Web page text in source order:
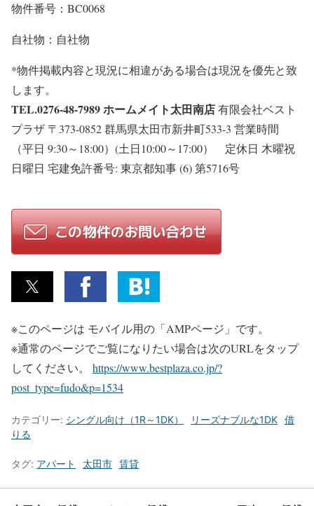
物件番号：BC0068
自社物：自社物
*物件掲載内容と現況に相違がある場合は現況を優先と致
します。
TEL.0276-48-7989ホームメイト太田南店有限会社ベスト
プラザ 〒373-0852 群馬県太田市新井町533-3 営業時間
（平日 9:30～18:00）(土日10:00～17:00） 定休日 木曜祝
日曜日 宅建免許番号: 東京都知事 (6) 第5716号
※このページは モバイル用の「AMPページ」です。
※通常のページでご覧になりたい場合は次のURLをタップ
してください。 https://www.bestplaza.co.jp/?
post_type=fudo&p=1534
カテゴリー: シングル向け（1R～1DK） リーズナブルな1DK 借
りる
タグ: アパート 太田市 賃貸